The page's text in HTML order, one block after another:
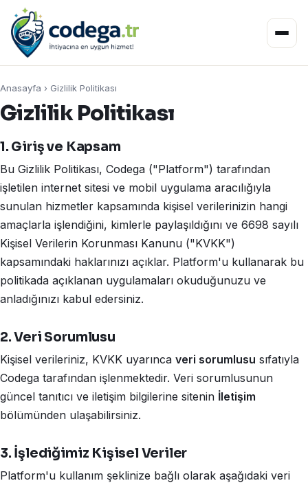
Anasayfa › Gizlilik Politikası
Gizlilik Politikası
1. Giriş ve Kapsam
Bu Gizlilik Politikası, Codega ("Platform") tarafından
işletilen internet sitesi ve mobil uygulama aracılığıyla
sunulan hizmetler kapsamında kişisel verilerinizin hangi
amaçlarla işlendiğini, kimlerle paylaşıldığını ve 6698 sayılı
Kişisel Verilerin Korunması Kanunu ("KVKK")
kapsamındaki haklarınızı açıklar. Platform'u kullanarak bu
politikada açıklanan uygulamaları okuduğunuzu ve
anladığınızı kabul edersiniz.
2. Veri Sorumlusu
Kişisel verileriniz, KVKK uyarınca veri sorumlusu sıfatıyla
Codega tarafından işlenmektedir. Veri sorumlusunun
güncel tanıtıcı ve iletişim bilgilerine sitenin İletişim
bölümünden ulaşabilirsiniz.
3. İşlediğimiz Kişisel Veriler
Platform'u kullanım şeklinize bağlı olarak aşağıdaki veri